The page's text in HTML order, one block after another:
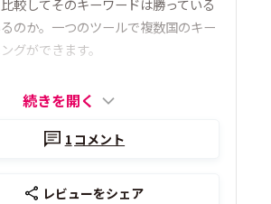
較してそのキーワードは勝っている
のか。一つのツールで複数国のキー
グができます。
続きを開く
1 コメント
レビューをシェア